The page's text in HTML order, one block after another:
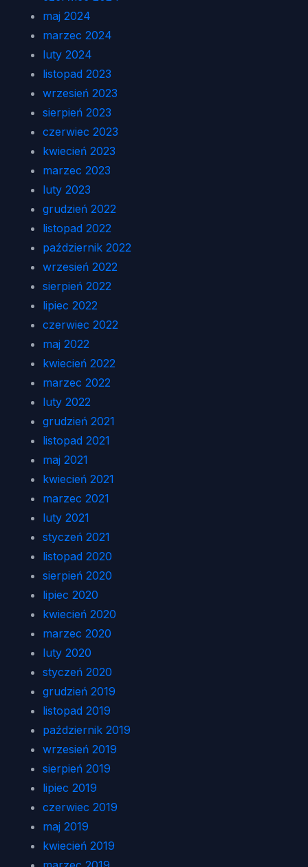
maj 2024
marzec 2024
luty 2024
listopad 2023
wrzesień 2023
sierpień 2023
czerwiec 2023
kwiecień 2023
marzec 2023
luty 2023
grudzień 2022
listopad 2022
październik 2022
wrzesień 2022
sierpień 2022
lipiec 2022
czerwiec 2022
maj 2022
kwiecień 2022
marzec 2022
luty 2022
grudzień 2021
listopad 2021
maj 2021
kwiecień 2021
marzec 2021
luty 2021
styczeń 2021
listopad 2020
sierpień 2020
lipiec 2020
kwiecień 2020
marzec 2020
luty 2020
styczeń 2020
grudzień 2019
listopad 2019
październik 2019
wrzesień 2019
sierpień 2019
lipiec 2019
czerwiec 2019
maj 2019
kwiecień 2019